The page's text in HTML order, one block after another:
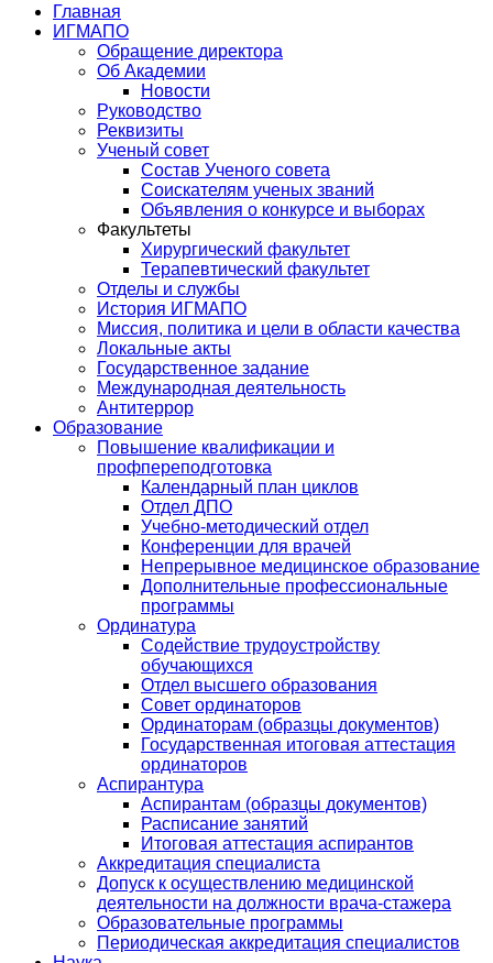
Главная
ИГМАПО
Обращение директора
Об Академии
Новости
Руководство
Реквизиты
Ученый совет
Состав Ученого совета
Соискателям ученых званий
Объявления о конкурсе и выборах
Факультеты
Хирургический факультет
Терапевтический факультет
Отделы и службы
История ИГМАПО
Миссия, политика и цели в области качества
Локальные акты
Государственное задание
Международная деятельность
Антитеррор
Образование
Повышение квалификации и
профпереподготовка
Календарный план циклов
Отдел ДПО
Учебно-методический отдел
Конференции для врачей
Непрерывное медицинское образование
Дополнительные профессиональные
программы
Ординатура
Содействие трудоустройству
обучающихся
Отдел высшего образования
Совет ординаторов
Ординаторам (образцы документов)
Государственная итоговая аттестация
ординаторов
Аспирантура
Аспирантам (образцы документов)
Расписание занятий
Итоговая аттестация аспирантов
Аккредитация специалиста
Допуск к осуществлению медицинской
деятельности на должности врача-стажера
Образовательные программы
Периодическая аккредитация специалистов